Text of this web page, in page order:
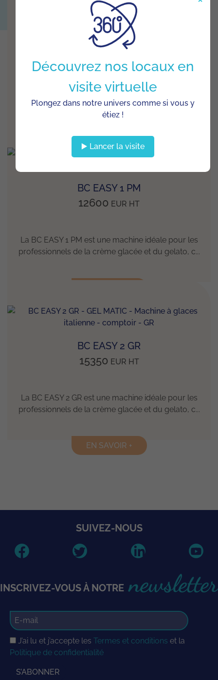
Découvrez nos locaux en
visite virtuelle
Plongez dans notre univers comme si vous y
étiez !
▶️ Lancer la visite
BC EASY 1 GR
10700 EURHT
La BC EASY 1 GR est une machine idéale pour les
professionnels de la crème glacée et du gelato, c...
BC EASY 1 PM
12600 EUR HT
La BC EASY 1 PM est une machine idéale pour les
professionnels de la crème glacée et du gelato, c...
BC EASY 2 GR
15350 EUR HT
La BC EASY 2 GR est une machine idéale pour les
professionnels de la crème glacée et du gelato, c...
EN SAVOIR +
SUIVEZ-NOUS
INSCRIVEZ-VOUS À NOTREnewsletter
J’ai lu et j’accepte les Termes et conditions et la
Politique de confidentialité
S’ABONNER